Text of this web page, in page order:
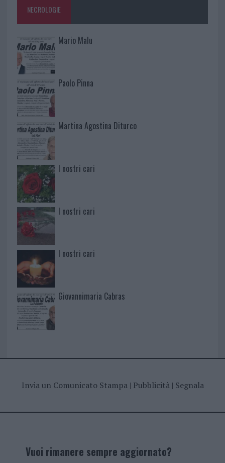
NECROLOGIE
Mario Malu
Paolo Pinna
Martina Agostina Diturco
I nostri cari
I nostri cari
I nostri cari
Giovannimaria Cabras
Invia un Comunicato Stampa| Pubblicità| Segnala
Vuoi rimanere sempre aggiornato?